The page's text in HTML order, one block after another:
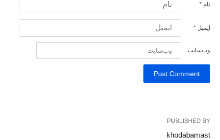
نام *
ایمیل *
وب‌سایت
PUBLISHED BY
khodabamast